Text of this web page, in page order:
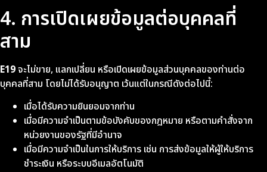
4. การเปิดเผยข้อมูลต่อบุคคลที่
สาม
E19จะไม่ขาย, แลกเปลี่ยน หรือเปิดเผยข้อมูลส่วนบุคคลของท่านต่อ
บุคคลที่สาม โดยไม่ได้รับอนุญาต เว้นแต่ในกรณีดังต่อไปนี้:
เมื่อได้รับความยินยอมจากท่าน
เมื่อมีความจำเป็นตามข้อบังคับของกฎหมาย หรือตามคำสั่งจาก
หน่วยงานของรัฐที่มีอำนาจ
เมื่อมีความจำเป็นในการให้บริการ เช่น การส่งข้อมูลให้ผู้ให้บริการ
ชำระเงิน หรือระบบอีเมลอัตโนมัติ